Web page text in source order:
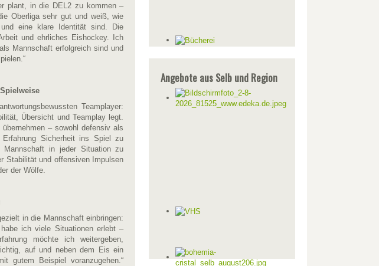
plant, in die DEL2 zu kommen –
Oberliga sehr gut und weiß, wie
eine klare Identität sind. Die
und ehrliches Eishockey. Ich
Mannschaft erfolgreich sind und
Teamplayer:
Übersicht und Teamplay legt.
– sowohl defensiv als
Sicherheit ins Spiel zu
in jeder Situation zu
Stabilität und offensiven Impulsen
der Wölfe.
in die Mannschaft einbringen:
ich viele Situationen erlebt –
möchte ich weitergeben,
auf und neben dem Eis ein
gutem Beispiel voranzugehen.“
Angebote aus Selb und Region